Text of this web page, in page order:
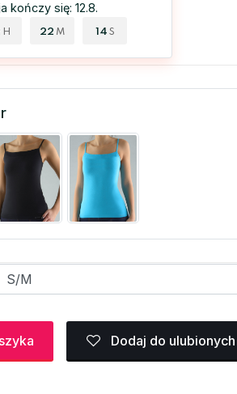
kończy się: 12.8.
H 22 M 13 S
Dodaj do ulubionych